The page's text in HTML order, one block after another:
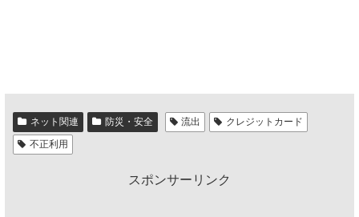
ネット関連 防災・安全 流出
クレジットカード
不正利用
スポンサーリンク